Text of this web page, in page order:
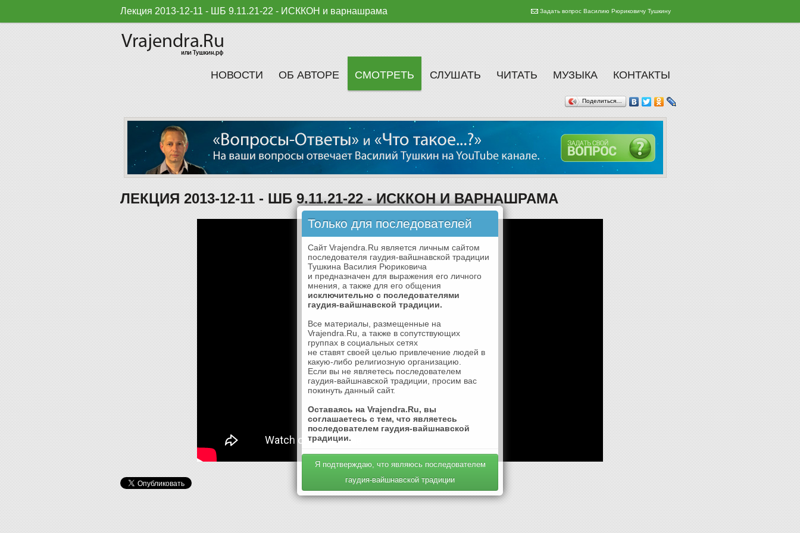
Лекция 2013-12-11 - ШБ 9.11.21-22 - ИСККОН и варнашрама Задать вопрос Василию Рюриковичу Тушкину
НОВОСТИ ОБ АВТОРЕ СМОТРЕТЬ СЛУШАТЬ ЧИТАТЬ МУЗЫКА КОНТАКТЫ
Поделиться…
ЛЕКЦИЯ 2013-12-11 - ШБ 9.11.21-22 - ИСККОН И ВАРНАШРАМА
Mail.Ru
Только для последователей
Сайт Vrajendra.Ru является личным сайтом
последователя гаудия-вайшнавской традиции
Тушкина Василия Рюриковича
и предназначен для выражения его личного
мнения, а также для его общения
исключительно с последователями
гаудия-вайшнавской традиции.
Все материалы, размещенные на
Vrajendra.Ru, а также в сопутствующих
группах в социальных сетях
не ставят своей целью привлечение людей в
какую-либо религиозную организацию.
Если вы не являетесь последователем
гаудия-вайшнавской традиции, просим вас
покинуть данный сайт.
Оставаясь на Vrajendra.Ru, вы
соглашаетесь с тем, что являетесь
последователем гаудия-вайшнавской
традиции.
Я подтверждаю, что являюсь последователем
гаудия-вайшнавской традиции